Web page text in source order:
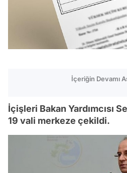
İçeriğin Devamı
İçişleri Bakan Yardımcısı
19 vali merkeze çekildi.